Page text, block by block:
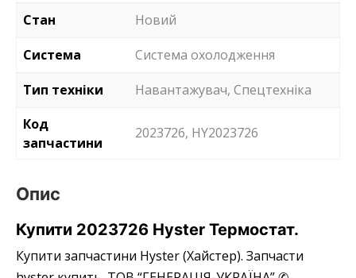
Стан
Новий
Система
Система охолодження
Тип техніки
Навантажувач, Спецтехніка
Код
запчастини
2023726, HY2023726
Опис
Купити 2023726 Hyster Термостат.
Купити запчастини Hyster (Хайстер). Запчасти